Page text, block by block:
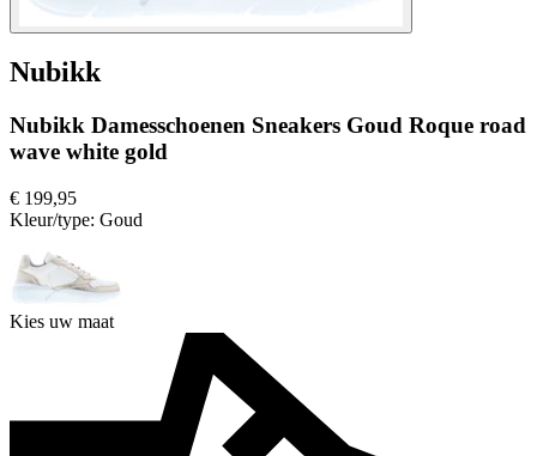
Nubikk
Nubikk Damesschoenen Sneakers Goud Roque road
wave white gold
€ 199,95
Kleur/type: Goud
Kies uw maat